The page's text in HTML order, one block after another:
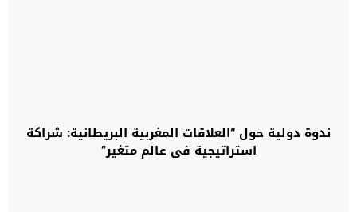
ندوة دولية حول “العلاقات المغربية البريطانية: شراكة
استراتيجية في عالم متغير”